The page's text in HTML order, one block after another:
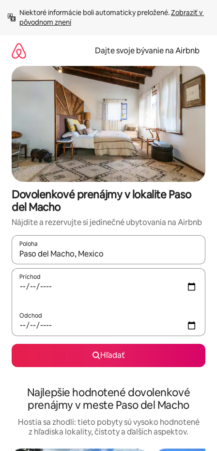
obsah.
Niektoré informácie boli automaticky preložené. Zobraziť v
pôvodnom znení
Dajte svoje bývanie na Airbnb
Dovolenkové prenájmy v lokalite Paso
del Macho
Nájdite a rezervujte si jedinečné ubytovania na Airbnb
Poloha
Keď budú výsledky k dispozícii, môžete si ich prechádzať
Príchod
Odchod
Hľadať
Najlepšie hodnotené dovolenkové
prenájmy v meste Paso del Macho
Hostia sa zhodli: tieto pobyty sú vysoko hodnotené
z hľadiska lokality, čistoty a ďalších aspektov.